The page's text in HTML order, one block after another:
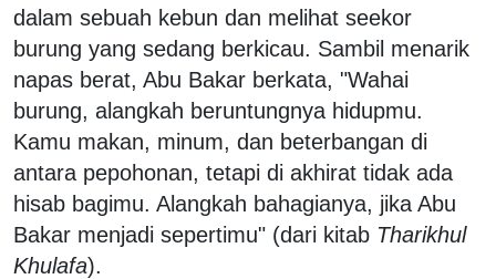
dalam sebuah kebun dan melihat seekor
burung yang sedang berkicau. Sambil menarik
napas berat, Abu Bakar berkata, "Wahai
burung, alangkah beruntungnya hidupmu.
Kamu makan, minum, dan beterbangan di
antara pepohonan, tetapi di akhirat tidak ada
hisab bagimu. Alangkah bahagianya, jika Abu
Bakar menjadi sepertimu" (dari kitab Tharikhul
Khulafa).